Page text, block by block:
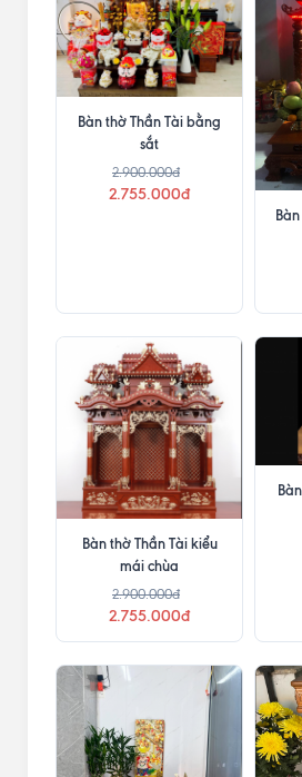
Bàn thờ Thần Tài bằng
sắt
2.900.000đ
2.755.000đ
Bàn thờ Thần Tài kiểu
mái chùa
2.900.000đ
2.755.000đ